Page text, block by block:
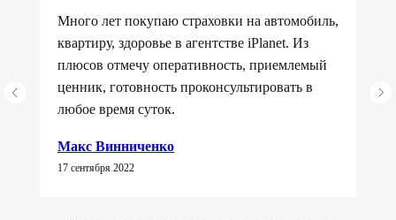
Много лет покупаю страховки на автомобиль,
квартиру, здоровье в агентстве iPlanet. Из
плюсов отмечу оперативность, приемлемый
ценник, готовность проконсультировать в
любое время суток.
Макс Винниченко
17 сентября 2022